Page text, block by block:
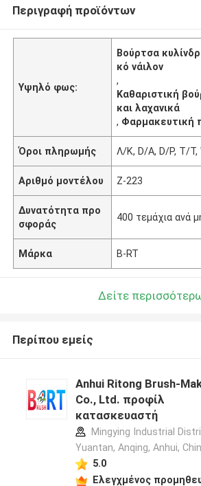
Περιγραφή προϊόντων
Υψηλό φως:
Βούρτσα
κό νάιλον
,
Καθαριστική
και λαχανικά
, Φαρμακευτική
Όροι πληρωμής Λ/Κ, D/A, D/P, T/T,
Αριθμό μοντέλου Z-223
Δυνατότητα προ
σφοράς
400 τεμάχια ανά
Μάρκα B-RT
Δείτε
Περίπου εμείς
Anhui Ritong Brush-
Co., Ltd. προφίλ
κατασκευαστή
Mingying Industrial
Yuantan, Anqing, Anhui,
5.0
Ελεγχμένος